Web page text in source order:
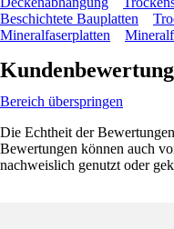
Beschichtete Bauplatten
Mineralfaserplatten
Bereich überspringen
Die Echtheit der
Bewertungen können auch
nachweislich genutzt oder